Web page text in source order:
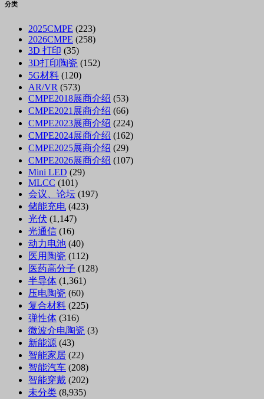
分类
2025CMPE (223)
2026CMPE (258)
3D 打印 (35)
3D打印陶瓷 (152)
5G材料 (120)
AR/VR (573)
CMPE2018展商介绍 (53)
CMPE2021展商介绍 (66)
CMPE2023展商介绍 (224)
CMPE2024展商介绍 (162)
CMPE2025展商介绍 (29)
CMPE2026展商介绍 (107)
Mini LED (29)
MLCC (101)
会议、论坛 (197)
储能充电 (423)
光伏 (1,147)
光通信 (16)
动力电池 (40)
医用陶瓷 (112)
医药高分子 (128)
半导体 (1,361)
压电陶瓷 (60)
复合材料 (225)
弹性体 (316)
微波介电陶瓷 (3)
新能源 (43)
智能家居 (22)
智能汽车 (208)
智能穿戴 (202)
未分类 (8,935)